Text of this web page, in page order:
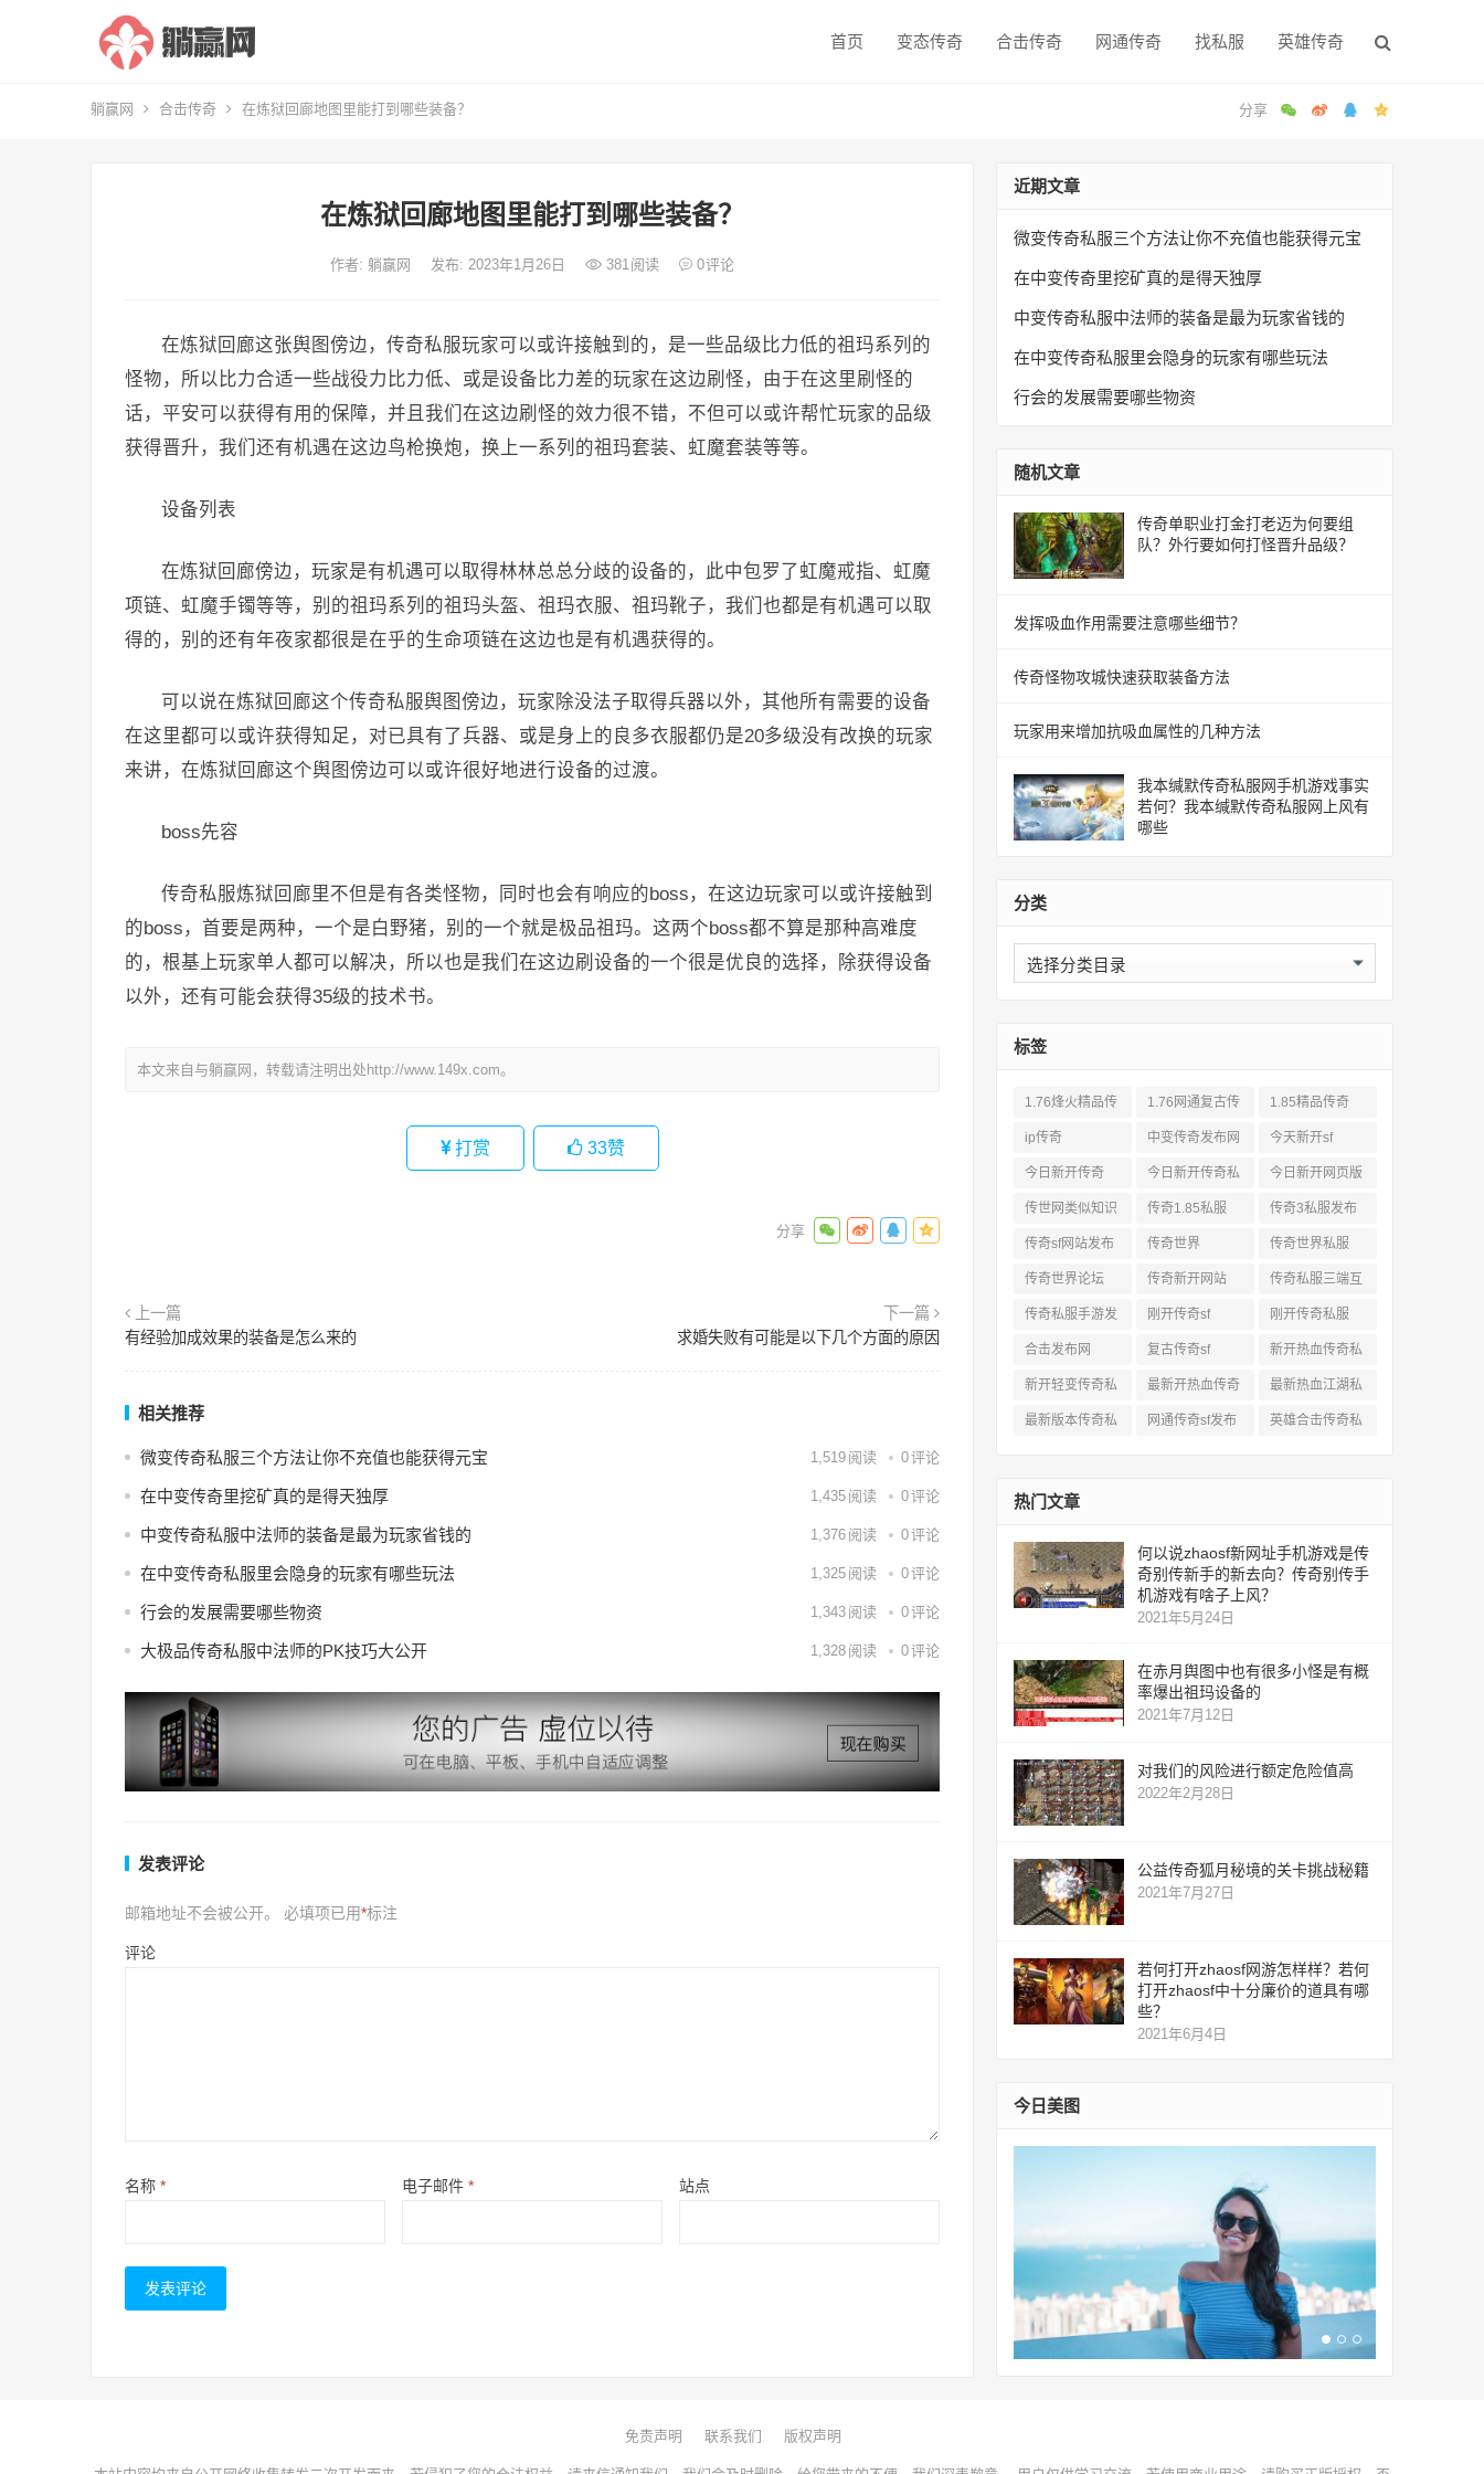
首页 变态传奇 合击传奇 网通传奇 找私服 英雄传奇
躺赢网 合击传奇 在炼狱回廊地图里能打到哪些装备？
在炼狱回廊地图里能打到哪些装备？
作者: 躺赢网 发布: 2023年1月26日 381阅读 0评论
在炼狱回廊这张舆图傍边，传奇私服玩家可以或许接触到的，是一些品级比力低的祖玛系列的
怪物，所以比力合适一些战役力比力低、或是设备比力差的玩家在这边刷怪，由于在这里刷怪的
话，平安可以获得有用的保障，并且我们在这边刷怪的效力很不错，不但可以或许帮忙玩家的品级
获得晋升，我们还有机遇在这边鸟枪换炮，换上一系列的祖玛套装、虹魔套装等等。
设备列表
在炼狱回廊傍边，玩家是有机遇可以取得林林总总分歧的设备的，此中包罗了虹魔戒指、虹魔
项链、虹魔手镯等等，别的祖玛系列的祖玛头盔、祖玛衣服、祖玛靴子，我们也都是有机遇可以取
得的，别的还有年夜家都很是在乎的生命项链在这边也是有机遇获得的。
可以说在炼狱回廊这个传奇私服舆图傍边，玩家除没法子取得兵器以外，其他所有需要的设备
在这里都可以或许获得知足，对已具有了兵器、或是身上的良多衣服都仍是20多级没有改换的玩家
来讲，在炼狱回廊这个舆图傍边可以或许很好地进行设备的过渡。
boss先容
传奇私服炼狱回廊里不但是有各类怪物，同时也会有响应的boss，在这边玩家可以或许接触到
的boss，首要是两种，一个是白野猪，别的一个就是极品祖玛。这两个boss都不算是那种高难度
的，根基上玩家单人都可以解决，所以也是我们在这边刷设备的一个很是优良的选择，除获得设备
以外，还有可能会获得35级的技术书。
本文来自与躺赢网，转载请注明出处http://www.149x.com。
打赏 33赞
上一篇
有经验加成效果的装备是怎么来的
下一篇
求婚失败有可能是以下几个方面的原因
相关推荐
微变传奇私服三个方法让你不充值也能获得元宝 1,519 阅读 0评论
在中变传奇里挖矿真的是得天独厚 1,435 阅读 0评论
中变传奇私服中法师的装备是最为玩家省钱的 1,376 阅读 0评论
在中变传奇私服里会隐身的玩家有哪些玩法 1,325 阅读 0评论
行会的发展需要哪些物资 1,343 阅读 0评论
大极品传奇私服中法师的PK技巧大公开 1,328 阅读 0评论
发表评论
邮箱地址不会被公开。 必填项已用*标注
评论
名称 * 电子邮件 * 站点
近期文章
微变传奇私服三个方法让你不充值也能获得元宝
在中变传奇里挖矿真的是得天独厚
中变传奇私服中法师的装备是最为玩家省钱的
在中变传奇私服里会隐身的玩家有哪些玩法
行会的发展需要哪些物资
随机文章
传奇单职业打金打老迈为何要组
队？外行要如何打怪晋升品级？
发挥吸血作用需要注意哪些细节？
传奇怪物攻城快速获取装备方法
玩家用来增加抗吸血属性的几种方法
我本缄默传奇私服网手机游戏事实
若何？我本缄默传奇私服网上风有
哪些
分类
分
类
标签
1.76烽火精品传
奇私服网站
1.76网通复古传
奇sf
1.85精品传奇
ip传奇 中变传奇发布网 今天新开sf
今日新开传奇
今日新开传奇私
服发布网
今日新开网页版
传奇
传世网类似知识 传奇1.85私服
传奇3私服发布
网站
传奇sf网站发布
网
传奇世界 传奇世界私服
传奇世界论坛 传奇新开网站
传奇私服三端互
通
传奇私服手游发
布网三端
刚开传奇sf 刚开传奇私服
合击发布网 复古传奇sf
新开热血传奇私
服网
新开轻变传奇私
服
最新开热血传奇
私服
最新热血江湖私
服
最新版本传奇私
网通传奇sf发布
英雄合击传奇私
热门文章
何以说zhaosf新网址手机游戏是传
奇别传新手的新去向？传奇别传手
机游戏有啥子上风？
2021年5月24日
在赤月舆图中也有很多小怪是有概
率爆出祖玛设备的
2021年7月12日
对我们的风险进行额定危险值高
2022年2月28日
公益传奇狐月秘境的关卡挑战秘籍
2021年7月27日
若何打开zhaosf网游怎样样？若何
打开zhaosf中十分廉价的道具有哪
些？
2021年6月4日
今日美图
免责声明 联系我们 版权声明